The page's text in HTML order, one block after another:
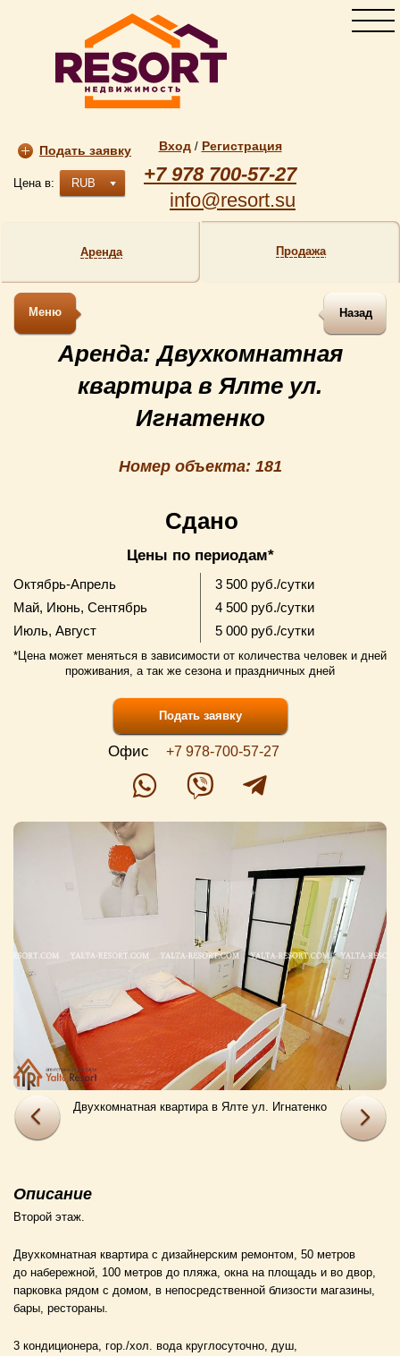
Подать заявку
Цена в: RUB
Вход/ Регистрация
+7 978 700-57-27
info@resort.su
Аренда Продажа
Меню Назад
Аренда: Двухкомнатная
квартира в Ялте ул.
Игнатенко
Номер объекта: 181
Сдано
Цены по периодам*
Октябрь-Апрель
3 500 руб./сутки
Май, Июнь, Сентябрь
4 500 руб./сутки
Июль, Август
5 000 руб./сутки
*Цена может меняться в зависимости от количества человек и дней
проживания, а так же сезона и праздничных дней
Подать заявку
Офис +7 978-700-57-27
Двухкомнатная квартира в Ялте ул. Игнатенко
Описание
Второй этаж.
Двухкомнатная квартира с дизайнерским ремонтом, 50 метров
до набережной, 100 метров до пляжа, окна на площадь и во двор,
парковка рядом с домом, в непосредственной близости магазины,
бары, рестораны.
3 кондиционера, гор./хол. вода круглосуточно, душ,